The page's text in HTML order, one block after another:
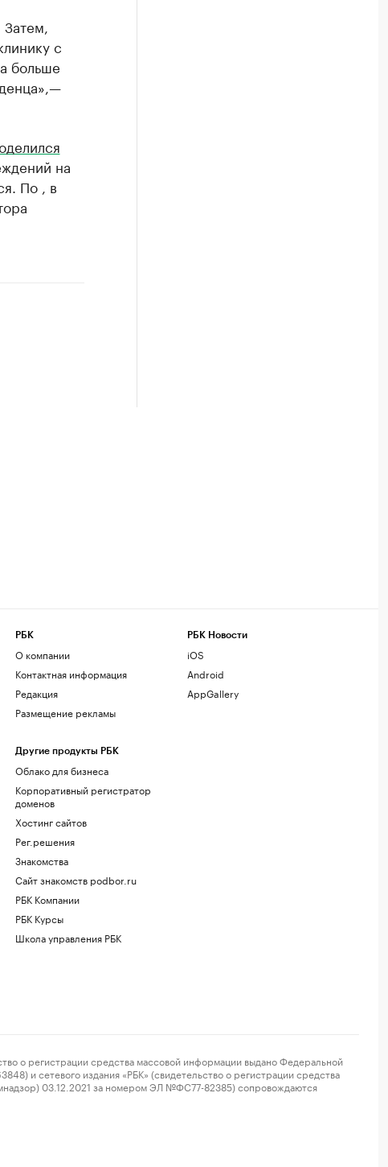
с
больше
на
По , в
РБК
О компании
Контактная информация
Редакция
Размещение рекламы
Другие продукты РБК
Облако для бизнеса
Корпоративный регистратор
доменов
Хостинг сайтов
Рег.решения
Знакомства
Сайт знакомств podbor.ru
РБК Компании
РБК Курсы
Школа управления РБК
РБК Новости
iOS
Android
AppGallery
регистрации средства массовой информации выдано Федеральной
и сетевого издания «РБК» (свидетельство о регистрации средства
03.12.2021 за номером ЭЛ №ФС77-82385) сопровождаются